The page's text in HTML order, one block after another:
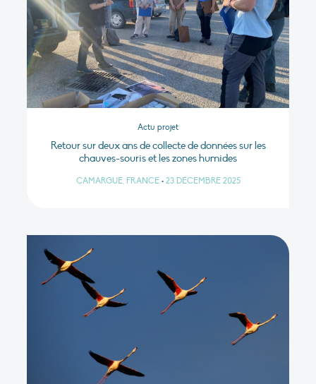
Actu projet
Retour sur deux ans de collecte de données sur les
chauves-souris et les zones humides
CAMARGUE, FRANCE • 23 DÉCEMBRE 2025